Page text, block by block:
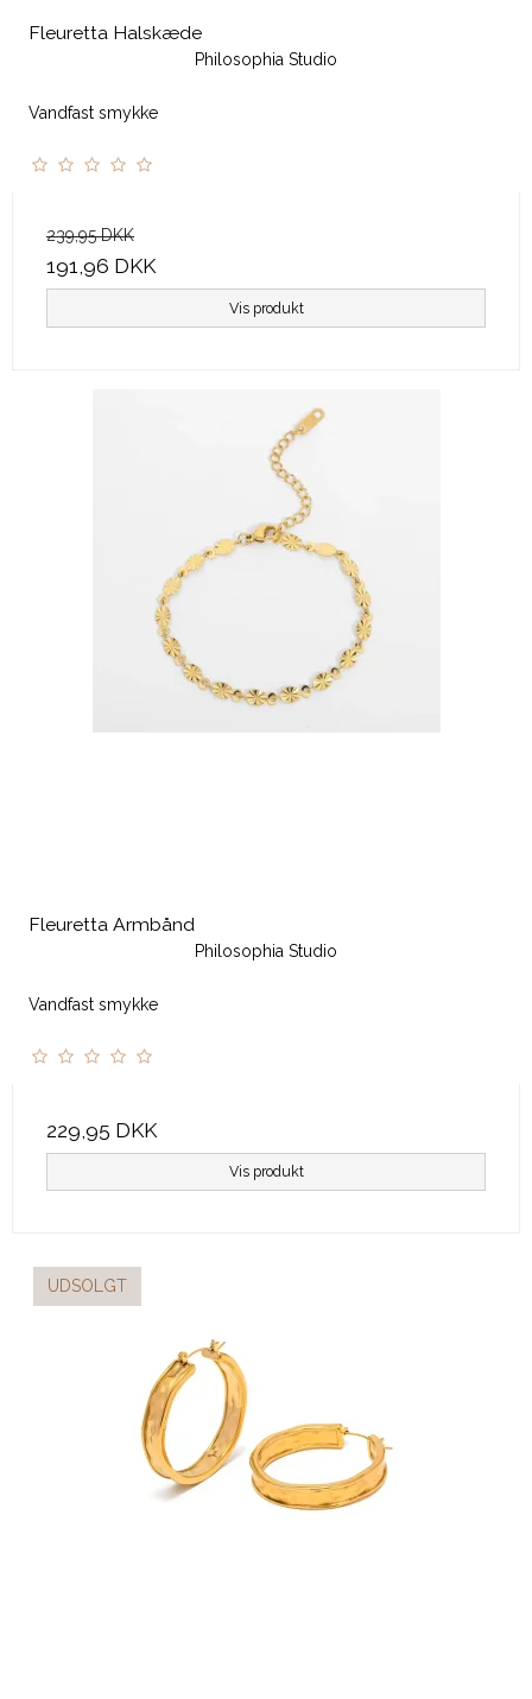
Fleuretta Halskæde
Philosophia Studio
Vandfast smykke
239,95 DKK
191,96 DKK
Vis produkt
Fleuretta Armbånd
Philosophia Studio
Vandfast smykke
229,95 DKK
Vis produkt
UDSOLGT